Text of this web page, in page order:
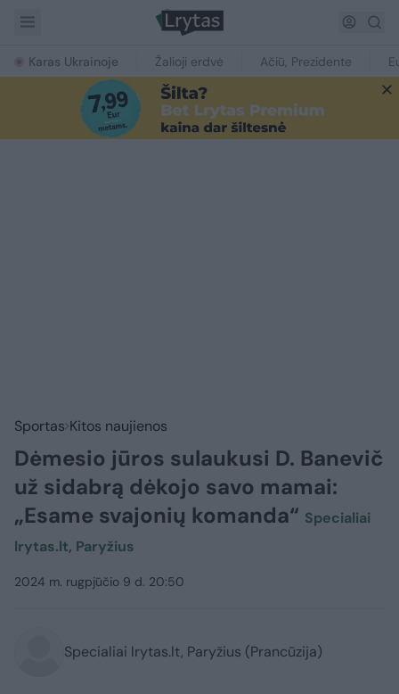
Karas Ukrainoje Žalioji erdvė Ačiū, Prezidente
Sportas Kitos naujienos
Dėmesio jūros sulaukusi D. Banevič
už sidabrą dėkojo savo mamai:
„Esame svajonių komanda“ Specialiai
lrytas.lt, Paryžius
2024 m. rugpjūčio 9 d. 20:50
Specialiai lrytas.lt, Paryžius (Prancūzija)